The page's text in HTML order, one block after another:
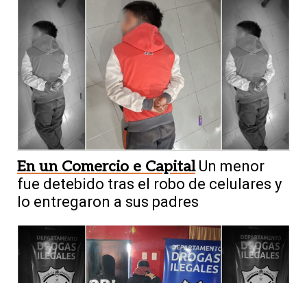
En un Comercio e Capital Un menor
fue detebido tras el robo de celulares y
lo entregaron a sus padres